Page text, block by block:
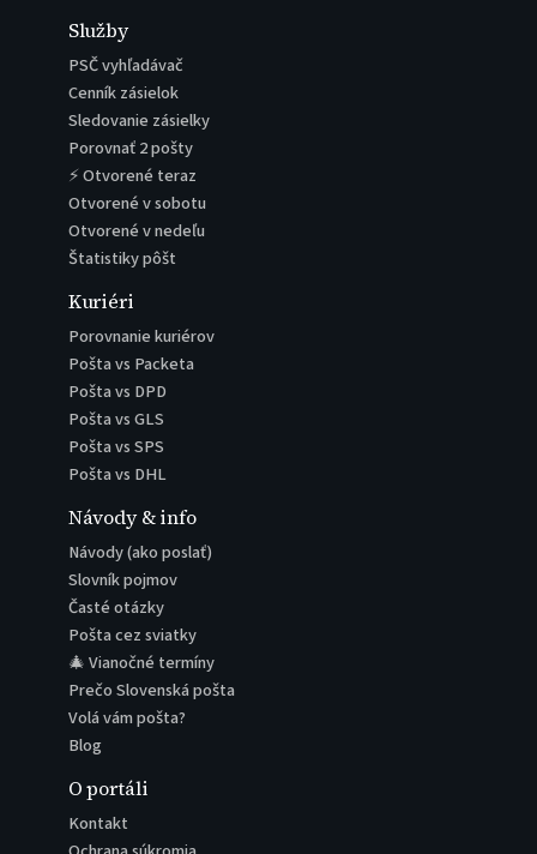
Služby
PSČ vyhľadávač
Cenník zásielok
Sledovanie zásielky
Porovnať 2 pošty
⚡ Otvorené teraz
Otvorené v sobotu
Otvorené v nedeľu
Štatistiky pôšt
Kuriéri
Porovnanie kuriérov
Pošta vs Packeta
Pošta vs DPD
Pošta vs GLS
Pošta vs SPS
Pošta vs DHL
Návody & info
Návody (ako poslať)
Slovník pojmov
Časté otázky
Pošta cez sviatky
🎄 Vianočné termíny
Prečo Slovenská pošta
Volá vám pošta?
Blog
O portáli
Kontakt